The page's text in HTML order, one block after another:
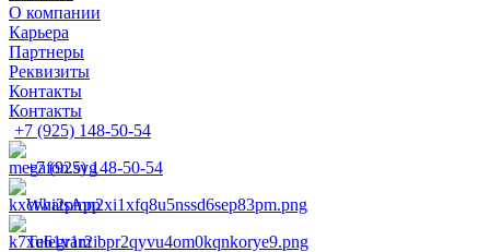
О компании
Карьера
Партнеры
Реквизиты
Контакты
Контакты
+7 (925) 148-50-54
+7 (925) 148-50-54
WhatsApp
Telegram